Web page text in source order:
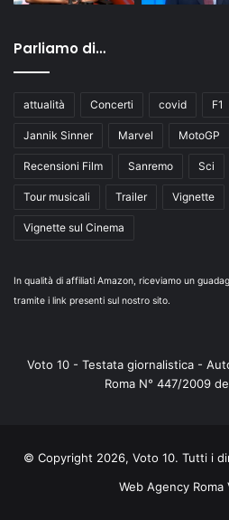
Parliamo di…
attualità Concerti covid F1
Jannik Sinner Marvel MotoGP
Recensioni Film Sanremo Sci
Tour musicali Trailer Vignette
Vignette sul Cinema
In qualità di affiliati Amazon, riceviamo un
tramite i link presenti sul nostro sito.
Voto 10 - Testata giornalistica -
Roma N° 447/2009
© Copyright 2026, Voto 10. Tutti i
Web Agency Roma